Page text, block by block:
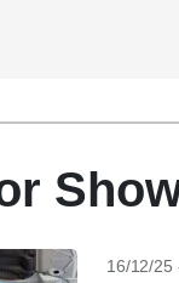
16/12/25